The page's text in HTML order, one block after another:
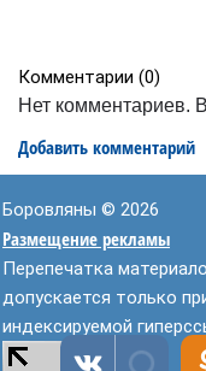
Комментарии (0)
Нет комментариев.
Добавить комментарий
Боровляны © 2026
Размещение рекламы
Перепечатка
допускается только
индексируемой